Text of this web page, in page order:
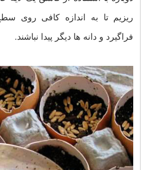
ریزیم تا به اندازه کافی روی
فراگیرد و دانه ها دیگر پیدا نباشند.